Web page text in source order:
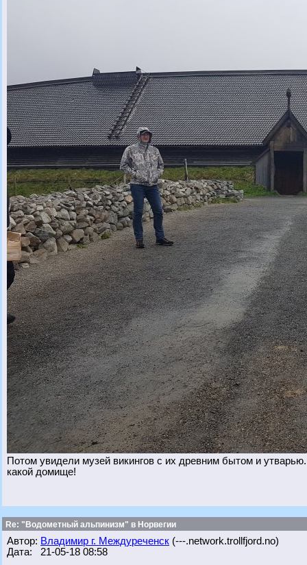
Потом увидели музей викингов с их древним бытом и
какой домище!
Re: "Водометный альпинизм" в Норвегии
Автор: Владимир г. Междуреченск (---.network.trollfjord.no)
Дата: 21-05-18 08:58